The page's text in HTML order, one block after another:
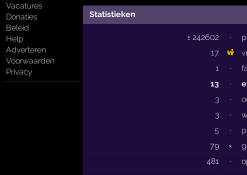
Vacatures
Donaties
Beleid
Help
Adverteren
Voorwaarden
Privacy
Statistieken
± 242602 ·
17
1
·
13
·
3
·
3
·
5
·
79
×
481
·